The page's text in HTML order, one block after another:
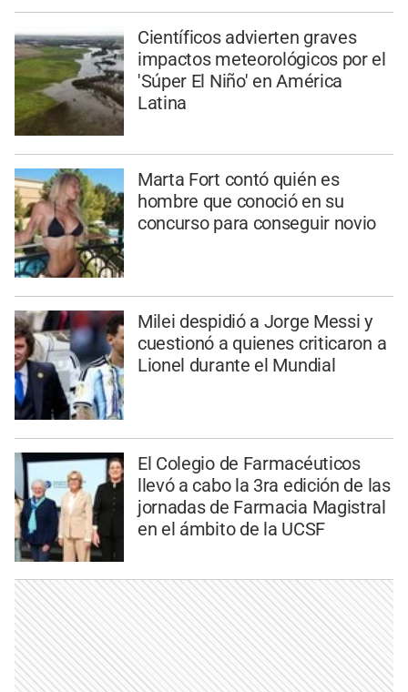
Científicos advierten graves
impactos meteorológicos por el
'Súper El Niño' en América
Latina
Marta Fort contó quién es
hombre que conoció en su
concurso para conseguir novio
Milei despidió a Jorge Messi y
cuestionó a quienes criticaron a
Lionel durante el Mundial
El Colegio de Farmacéuticos
llevó a cabo la 3ra edición de las
jornadas de Farmacia Magistral
en el ámbito de la UCSF